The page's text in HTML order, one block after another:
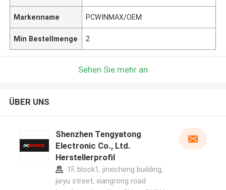
Markenname PCWINMAX/OEM
Min Bestellmenge 2
Sehen Sie mehr an
ÜBER UNS
Shenzhen Tengyatong
Electronic Co., Ltd.
Herstellerprofil
1F, block1, jinxicheng building,
jieyu street, xiangrong road